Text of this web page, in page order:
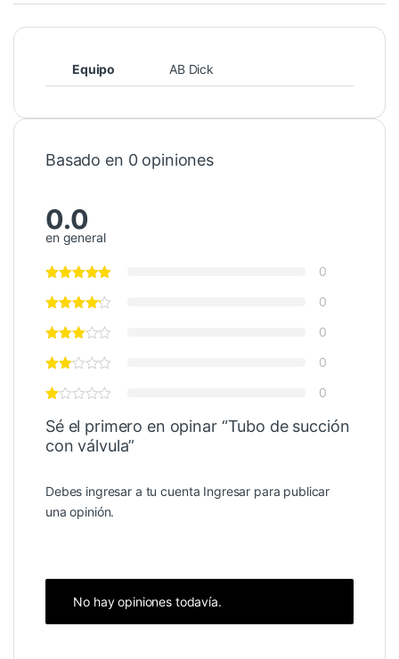
Equipo AB Dick
Basado en 0 opiniones
0.0
en general
0
0
0
0
0
Sé el primero en opinar “Tubo de succión
con válvula”
Debes ingresar a tu cuenta Ingresar para publicar
una opinión.
No hay opiniones todavía.